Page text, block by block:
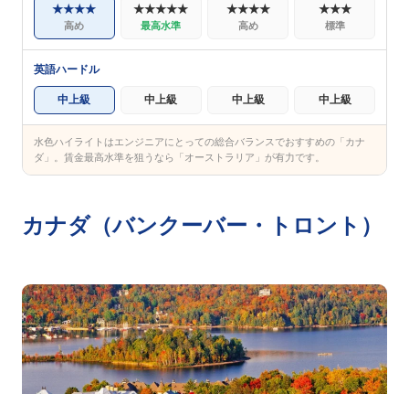
★★★★
高め
★★★★★
最高水準
★★★★
高め
★★★
標準
英語ハードル
中上級 中上級 中上級 中上級
水色ハイライトはエンジニアにとっての総合バランスでおすすめの「カナ
ダ」。賃金最高水準を狙うなら「オーストラリア」が有力です。
カナダ（バンクーバー・トロント）